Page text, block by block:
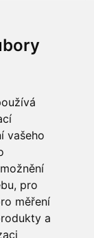
vašeho
, pro
měření
a